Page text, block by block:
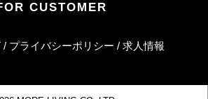
CUSTOMER
プライバシーポリシー 求人情報